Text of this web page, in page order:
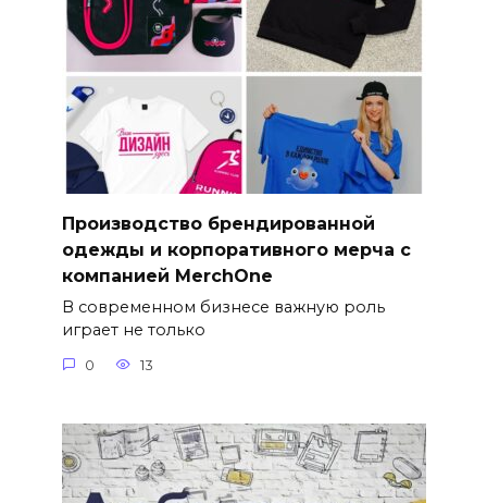
Производство брендированной
одежды и корпоративного мерча с
компанией MerchOne
В современном бизнесе важную роль
играет не только
0 13